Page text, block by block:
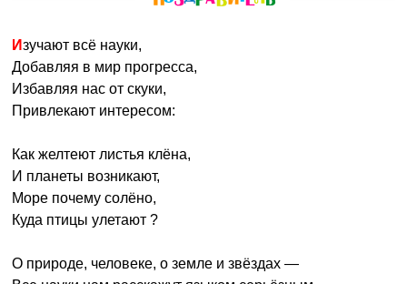
Изучают всё науки,
Добавляя в мир прогресса,
Избавляя нас от скуки,
Привлекают интересом:
Как желтеют листья клёна,
И планеты возникают,
Море почему солёно,
Куда птицы улетают ?
О природе, человеке, о земле и звёздах —